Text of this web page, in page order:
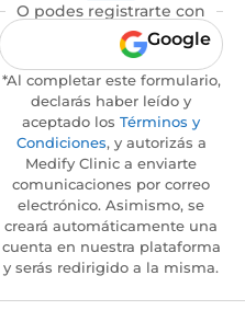
O podes registrarte con
Google
*Al completar este formulario,
declarás haber leído y
aceptado los Términos y
Condiciones, y autorizás a
Medify Clinic a enviarte
comunicaciones por correo
electrónico. Asimismo, se
creará automáticamente una
cuenta en nuestra plataforma
y serás redirigido a la misma.